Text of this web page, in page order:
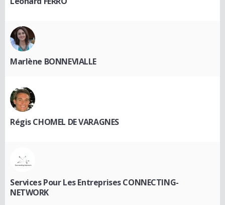
Marlène BONNEVIALLE
Régis CHOMEL DE VARAGNES
Services Pour Les Entreprises CONNECTING-
NETWORK